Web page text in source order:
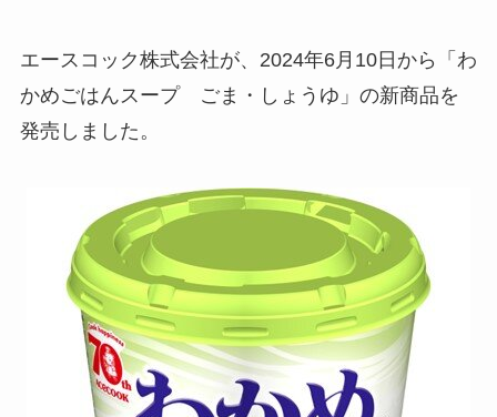
エースコック株式会社が、2024年6月10日から「わ
かめごはんスープ ごま・しょうゆ」の新商品を
発売しました。